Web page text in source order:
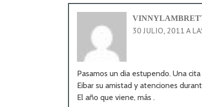
30 JULIO, 2011 A
Pasamos un dia estupendo. Una
Eibar su amistad y atenciones
El año que viene, más .